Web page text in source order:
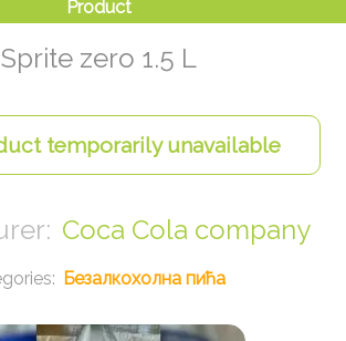
Sprite zero 1.5 L
Coca Cola company
Безалкохолна пића